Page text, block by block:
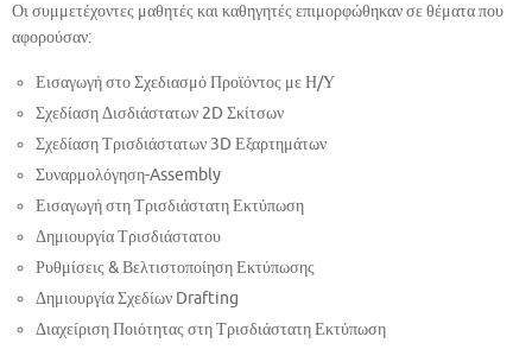
Οι συμμετέχοντες μαθητές και καθηγητές επιμορφώθηκαν σε θέματα που
αφορούσαν:
Εισαγωγή στο Σχεδιασμό Προϊόντος με Η/Υ
Σχεδίαση Δισδιάστατων 2D Σκίτσων
Σχεδίαση Τρισδιάστατων 3D Εξαρτημάτων
Συναρμολόγηση-Assembly
Εισαγωγή στη Τρισδιάστατη Εκτύπωση
Δημιουργία Τρισδιάστατου
Ρυθμίσεις & Βελτιστοποίηση Εκτύπωσης
Δημιουργία Σχεδίων Drafting
Διαχείριση Ποιότητας στη Τρισδιάστατη Εκτύπωση